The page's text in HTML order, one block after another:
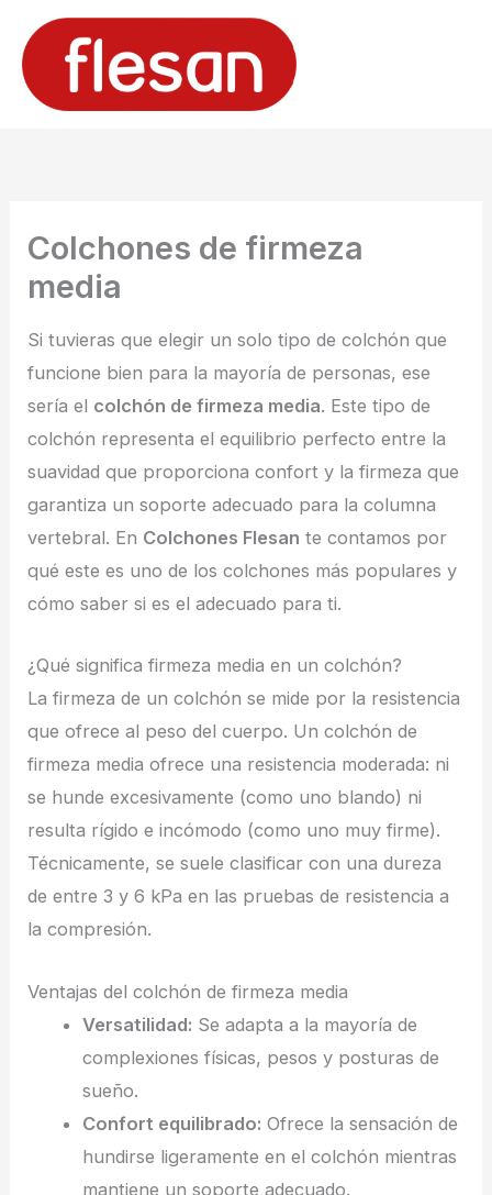
contenido
Colchones de firmeza
media
Si tuvieras que elegir un solo tipo de colchón que
funcione bien para la mayoría de personas, ese
sería el colchón de firmeza media. Este tipo de
colchón representa el equilibrio perfecto entre la
suavidad que proporciona confort y la firmeza que
garantiza un soporte adecuado para la columna
vertebral. En Colchones Flesan te contamos por
qué este es uno de los colchones más populares y
cómo saber si es el adecuado para ti.
¿Qué significa firmeza media en un colchón?
La firmeza de un colchón se mide por la resistencia
que ofrece al peso del cuerpo. Un colchón de
firmeza media ofrece una resistencia moderada: ni
se hunde excesivamente (como uno blando) ni
resulta rígido e incómodo (como uno muy firme).
Técnicamente, se suele clasificar con una dureza
de entre 3 y 6 kPa en las pruebas de resistencia a
la compresión.
Ventajas del colchón de firmeza media
Versatilidad: Se adapta a la mayoría de
complexiones físicas, pesos y posturas de
sueño.
Confort equilibrado: Ofrece la sensación de
hundirse ligeramente en el colchón mientras
mantiene un soporte adecuado.